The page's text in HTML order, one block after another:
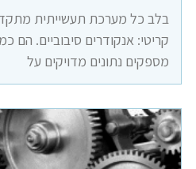
בלב כל מערכת תעשייתית
קריטי: אנקודרים סיבוביים. הם
מספקים נתונים מדויקים על